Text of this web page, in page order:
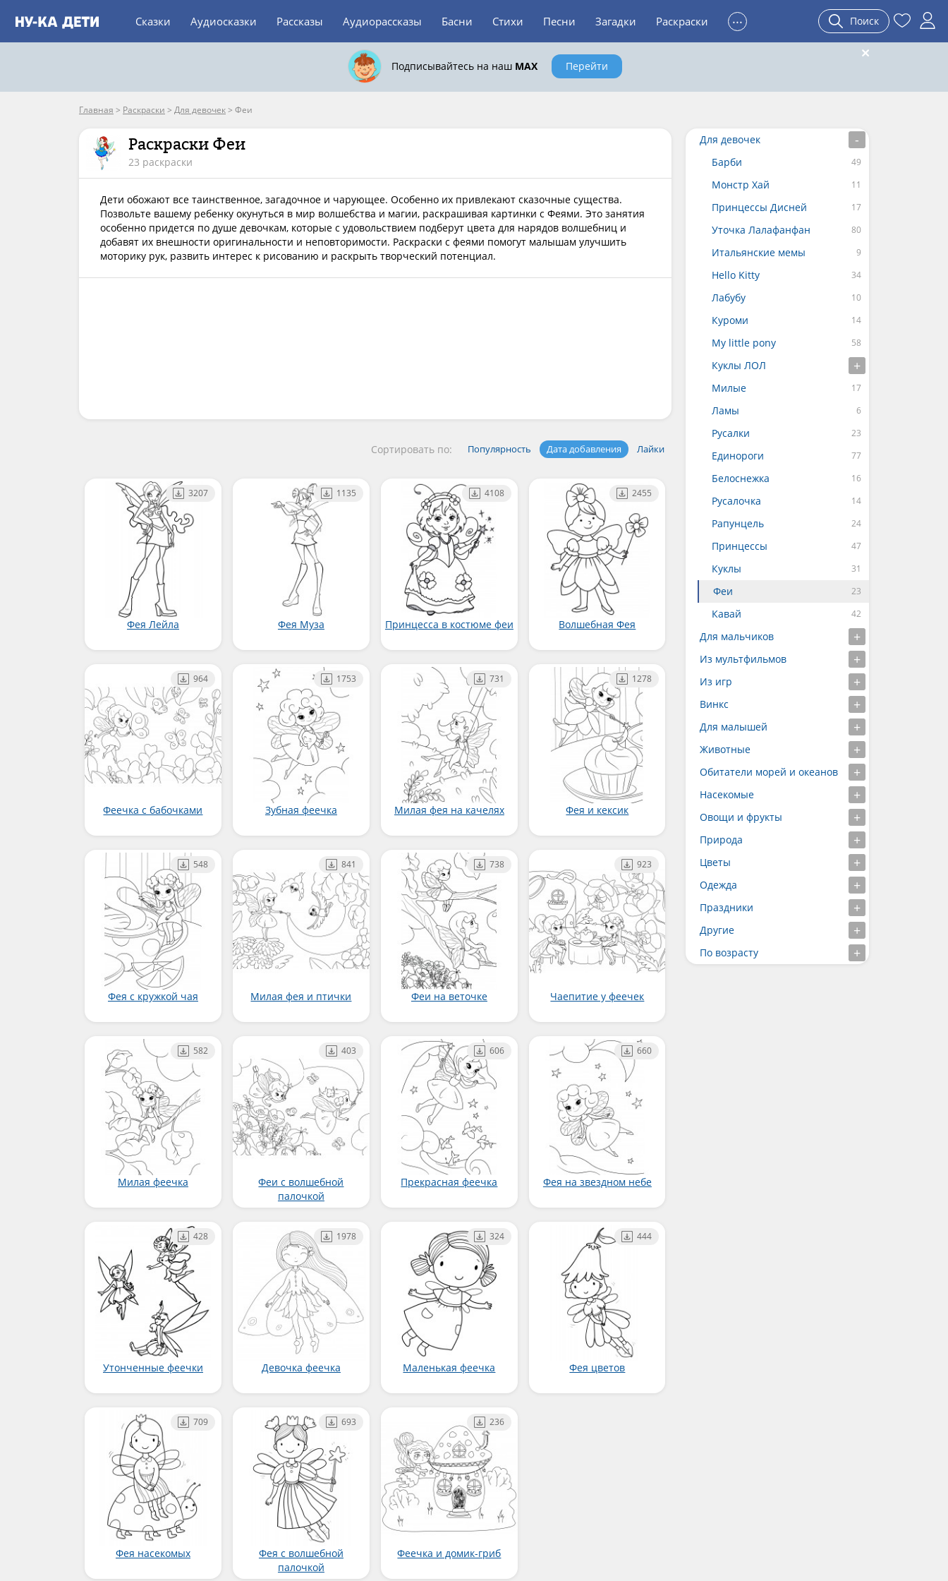
Сказки Аудиосказки Рассказы Аудиорассказы Басни Стихи Песни Загадки Раскраски ... Поиск
Подписывайтесь на наш MAX Перейти
Главная > Раскраски > Для девочек> Феи
Раскраски Феи
23 раскраски
Дети обожают все таинственное, загадочное и чарующее. Особенно их привлекают сказочные существа.
Позвольте вашему ребенку окунуться в мир волшебства и магии, раскрашивая картинки с Феями. Это занятия
особенно придется по душе девочкам, которые с удовольствием подберут цвета для нарядов волшебниц и
добавят их внешности оригинальности и неповторимости. Раскраски с феями помогут малышам улучшить
моторику рук, развить интерес к рисованию и раскрыть творческий потенциал.
Сортировать по: Популярность Дата добавления Лайки
Фея Лейла
3207
Фея Муза
1135
Принцесса в костюме феи
4108
Волшебная Фея
2455
Феечка с бабочками
964
Зубная феечка
1753
Милая фея на качелях
731
Фея и кексик
1278
Фея с кружкой чая
548
Милая фея и птички
841
Феи на веточке
738
Чаепитие у феечек
923
Милая феечка
582
Феи с волшебной
палочкой
403
Прекрасная феечка
606
Фея на звездном небе
660
Утонченные феечки
428
Девочка феечка
1978
Маленькая феечка
324
Фея цветов
444
Фея насекомых
709
Фея с волшебной
палочкой
693
Феечка и домик-гриб
236
Для девочек
Барби
Монстр Хай
Принцессы Дисней
Уточка Лалафанфан
Итальянские мемы
Hello Kitty
Лабубу
Куроми
My little pony
Куклы ЛОЛ
Милые
Ламы
Русалки
Единороги
Белоснежка
Русалочка
Рапунцель
Принцессы
Куклы
Феи
Кавай
Для мальчиков
Из мультфильмов
Из игр
Винкс
Для малышей
Животные
Обитатели морей и океанов
Насекомые
Овощи и фрукты
Природа
Цветы
Одежда
Праздники
Другие
По возрасту